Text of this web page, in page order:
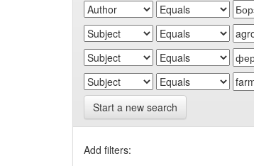
Start a new search
Add filters: